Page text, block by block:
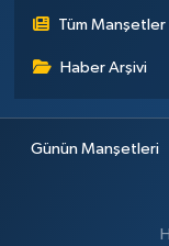
Tüm Manşetler
Haber Arşivi
Günün Manşetleri